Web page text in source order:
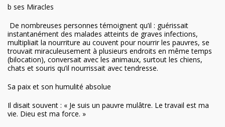
b ses Miracles
De nombreuses personnes témoignent qu’il : guérissait
instantanément des malades atteints de graves infections,
multipliait la nourriture au couvent pour nourrir les pauvres, se
trouvait miraculeusement à plusieurs endroits en même temps
(bilocation), conversait avec les animaux, surtout les chiens,
chats et souris qu’il nourrissait avec tendresse.
Sa paix et son humulité absolue
Il disait souvent : « Je suis un pauvre mulâtre. Le travail est ma
vie. Dieu est ma force. »